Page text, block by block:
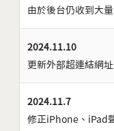
由於後台仍收到大
2024.11.10
更新外部超連結網
2024.11.7
修正iPhone、iPad